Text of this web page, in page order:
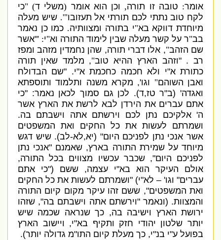
אומר:טובה זו תורה,וכן הוא אומר(משלי ד ) " כי
לקח טוב נתתי לכם תורתי אל תעזובו"'.שיש מעלה
מיוחדת דווקא בא"י בתורה ומצוותיה.כמו כן נאמר
בב"ר על קשר מעלה שבין לימוד התורה וא "י: '
" אשר
שם הזהב"
,אלו דברי תורה,שהן נחמדין מזהב ומפז
רב. " וזהב הארץ ההיא טוב"
,מלמד שאין תורה
כתורת א "י ולא חכמה כחכמת א "י. " שם הבדולח
ואבן השוהם"וגו',מקרא משנה ותלמוד ותוספתא
ואגדה' ( ב"ר טז,ד).לכן גם סמוך לכאן נאמר: " כי
אתם עברים את הירדן לבא לרשת את הארץ אשר
'אלקיכם נתן לכם וירשתם אתה וישבתם בה.
ושמרתם לעשות את כל החקים ואת המשפטים
אשר אנכי נתן לפניכם היום" (יא,לא-לב).שיש דגש
מיוחד על שמירת התורה בארץ,שאמנם"אנכי נתן
לפניכם היום",שכבר עכשיו מצווים בכל התורה,
אולם העיקר הוא בא"י עצמה,ששם("
כי אתם
עברים"וגו' –לא"י) "ושמרתם לעשות את כל החקים
ואת המשפטים",ששם זהו עיקר מקום קיום התורה
והמצוות. (ונאמר"וירשתם אתה וישבתם בה",שזהו
ירושת הארץ וישיבה בה,כך שנראה שכמה שיש
יותר שלטון יהודי חזק ותקיף בא"י,ויישוב הארץ
בפועל ע "י בנ"י,כך מעלת קיום התו"מ גדולה יותר).